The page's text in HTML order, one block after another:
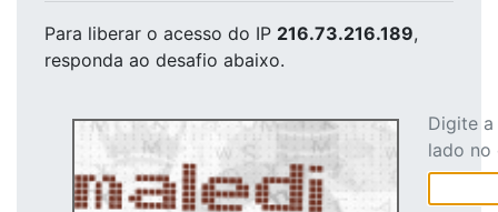
Para liberar o acesso do IP 216.73.216.189,
responda ao desafio abaixo.
Digite
lado no